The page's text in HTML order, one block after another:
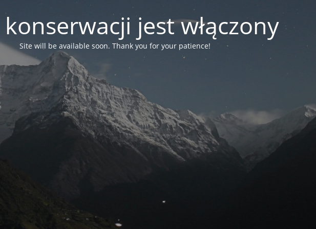
jest włączony
Site will be available soon. Thank you for your patience!